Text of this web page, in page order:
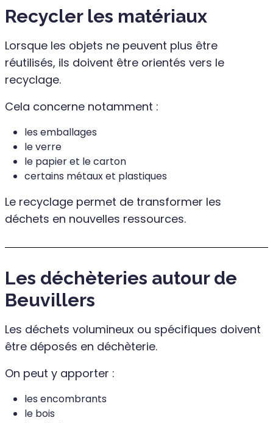
Recycler les matériaux
Lorsque les objets ne peuvent plus être
réutilisés, ils doivent être orientés vers le
recyclage.
Cela concerne notamment :
les emballages
le verre
le papier et le carton
certains métaux et plastiques
Le recyclage permet de transformer les
déchets en nouvelles ressources.
Les déchèteries autour de
Beuvillers
Les déchets volumineux ou spécifiques doivent
être déposés en déchèterie.
On peut y apporter :
les encombrants
le bois